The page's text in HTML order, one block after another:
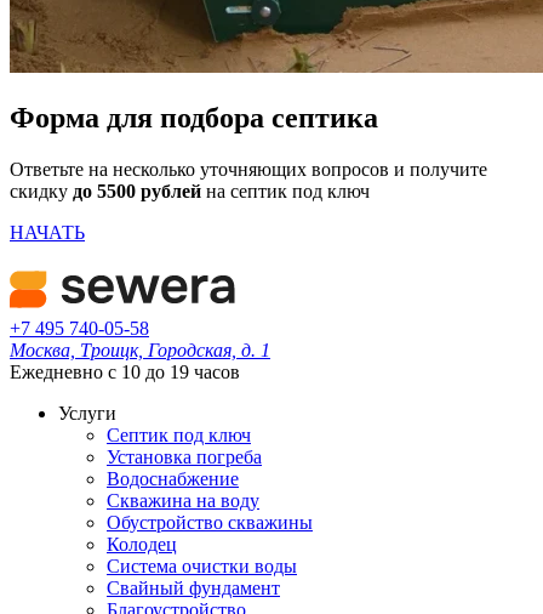
Форма для подбора септика
Ответьте на несколько уточняющих вопросов и получите
скидку до 5500 рублей на септик под ключ
НАЧАТЬ
+7 495 740-05-58
Москва, Троицк, Городская, д. 1
Ежедневно с 10 до 19 часов
Услуги
Септик под ключ
Установка погреба
Водоснабжение
Скважина на воду
Обустройство скважины
Колодец
Система очистки воды
Свайный фундамент
Благоустройство